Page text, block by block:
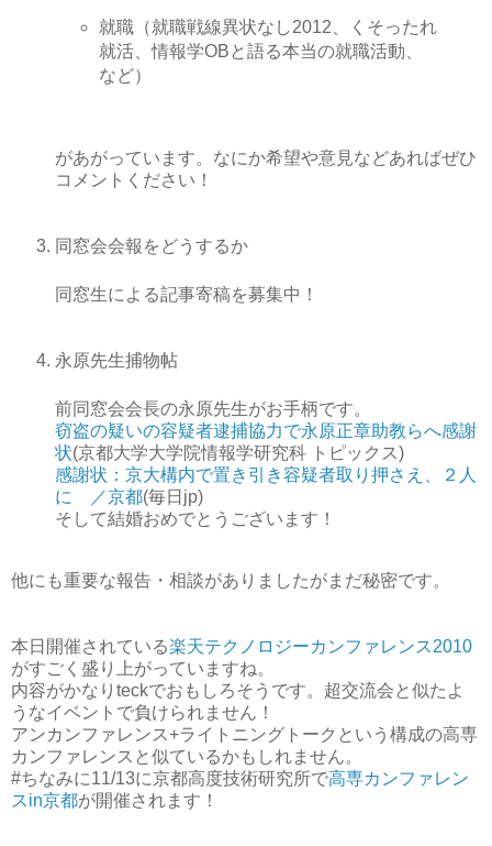
就職（就職戦線異状なし2012、くそったれ
就活、情報学OBと語る本当の就職活動、
など）
があがっています。なにか希望や意見などあればぜひ
コメントください！
同窓会会報をどうするか
同窓生による記事寄稿を募集中！
永原先生捕物帖
前同窓会会長の永原先生がお手柄です。
窃盗の疑いの容疑者逮捕協力で永原正章助教らへ感謝
状(京都大学大学院情報学研究科 トピックス)
感謝状：京大構内で置き引き容疑者取り押さえ、２人
に ／京都(毎日jp)
そして結婚おめでとうございます！
他にも重要な報告・相談がありましたがまだ秘密です。
本日開催されている楽天テクノロジーカンファレンス2010
がすごく盛り上がっていますね。
内容がかなりteckでおもしろそうです。超交流会と似たよ
うなイベントで負けられません！
アンカンファレンス+ライトニングトークという構成の高専
カンファレンスと似ているかもしれません。
#ちなみに11/13に京都高度技術研究所で高専カンファレン
スin京都が開催されます！